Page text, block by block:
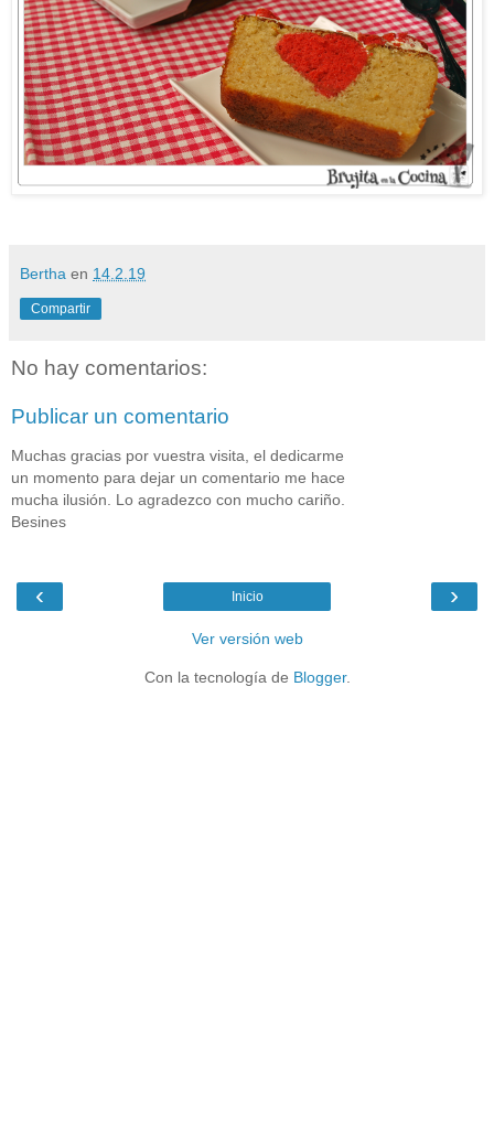
Bertha en 14.2.19
Compartir
No hay comentarios:
Publicar un comentario
Muchas gracias por vuestra visita, el dedicarme
un momento para dejar un comentario me hace
mucha ilusión. Lo agradezco con mucho cariño.
Besines
‹ ›
Inicio
Ver versión web
Con la tecnología de Blogger.